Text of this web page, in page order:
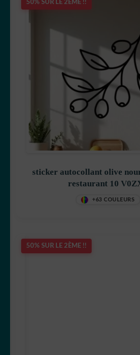
50% SUR LE 2ÈME !!
sticker autocollant olive
restaurant 10
+63 COULEURS
50% SUR LE 2ÈME !!